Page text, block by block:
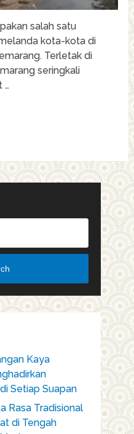
salah satu
kota-kota di
Terletak di
seringkali
…
Kaya
Setiap Suapan
Rasa Tradisional
di Tengah